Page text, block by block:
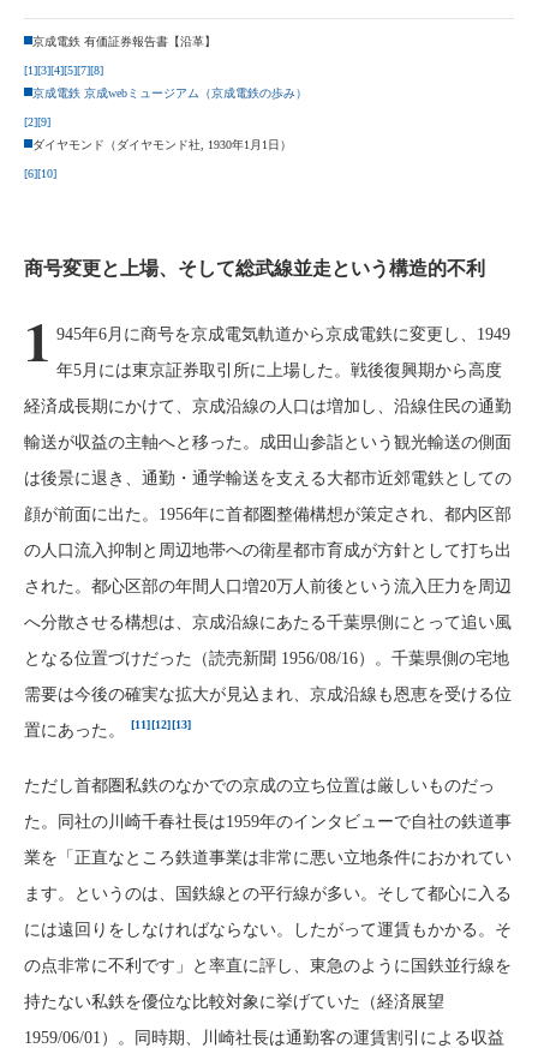
京成電鉄 有価証券報告書【沿革】
[1][3][4][5][7][8]
京成電鉄 京成webミュージアム（京成電鉄の歩み）
[2][9]
ダイヤモンド（ダイヤモンド社, 1930年1月1日）
[6][10]
商号変更と上場、そして総武線並走という構造的不利
1 945年6月に商号を京成電気軌道から京成電鉄に変更し、1949
年5月には東京証券取引所に上場した。戦後復興期から高度
経済成長期にかけて、京成沿線の人口は増加し、沿線住民の通勤
輸送が収益の主軸へと移った。成田山参詣という観光輸送の側面
は後景に退き、通勤・通学輸送を支える大都市近郊電鉄としての
顔が前面に出た。1956年に首都圏整備構想が策定され、都内区部
の人口流入抑制と周辺地帯への衛星都市育成が方針として打ち出
された。都心区部の年間人口増20万人前後という流入圧力を周辺
へ分散させる構想は、京成沿線にあたる千葉県側にとって追い風
となる位置づけだった（読売新聞 1956/08/16）。千葉県側の宅地
需要は今後の確実な拡大が見込まれ、京成沿線も恩恵を受ける位
置にあった。
[11][12][13]
ただし首都圏私鉄のなかでの京成の立ち位置は厳しいものだっ
た。同社の川崎千春社長は1959年のインタビューで自社の鉄道事
業を「正直なところ鉄道事業は非常に悪い立地条件におかれてい
ます。というのは、国鉄線との平行線が多い。そして都心に入る
には遠回りをしなければならない。したがって運賃もかかる。そ
の点非常に不利です」と率直に評し、東急のように国鉄並行線を
持たない私鉄を優位な比較対象に挙げていた（経済展望
1959/06/01）。同時期、川崎社長は通勤客の運賃割引による収益